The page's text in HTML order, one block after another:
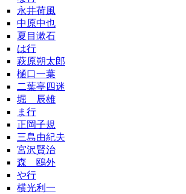
永井荷風
中原中也
夏目漱石
は行
萩原朔太郎
樋口一葉
二葉亭四迷
堀 辰雄
ま行
正岡子規
三島由紀夫
宮沢賢治
森 鴎外
や行
横光利一